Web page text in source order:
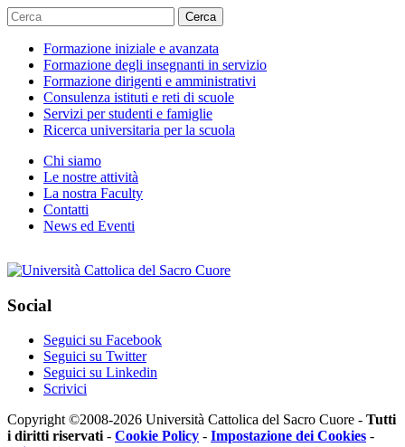
Cerca
Formazione iniziale e avanzata
Formazione degli insegnanti in servizio
Formazione dirigenti e amministrativi
Consulenza istituti e reti di scuole
Servizi per studenti e famiglie
Ricerca universitaria per la scuola
Chi siamo
Le nostre attività
La nostra Faculty
Contatti
News ed Eventi
Social
Seguici su Facebook
Seguici su Twitter
Seguici su Linkedin
Scrivici
Copyright ©2008-2026 Università Cattolica del Sacro Cuore - Tutti
i diritti riservati- Cookie Policy - Impostazione dei Cookies -